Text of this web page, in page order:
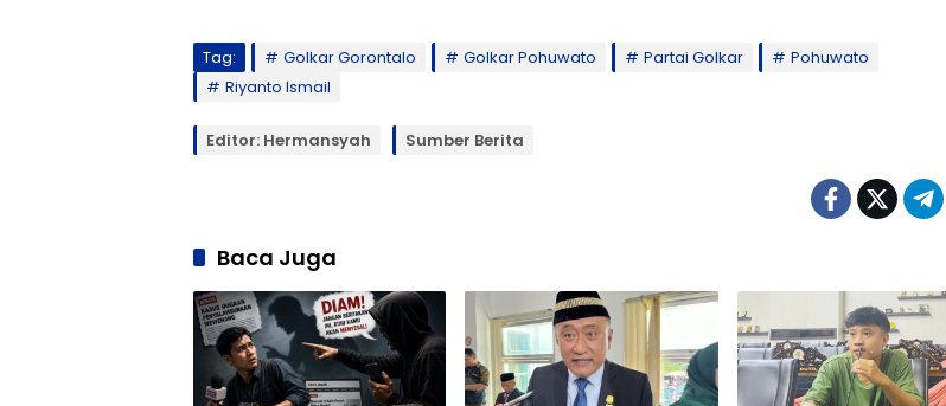
Tag: Golkar Gorontalo Golkar Pohuwato Partai Golkar
Pohuwato
Riyanto Ismail
Editor: Hermansyah Sumber Berita
Baca Juga